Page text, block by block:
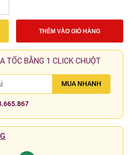
THÊM VÀO GIỎ HÀNG
TỐC BẰNG 1 CLICK CHUỘT
MUA NHANH